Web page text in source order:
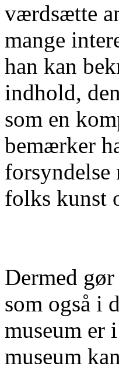
værdsætte
mange
han kan
indhold,
som en
bemærker
forsyndelse
folks kunst
Dermed
som også i
museum er
museum